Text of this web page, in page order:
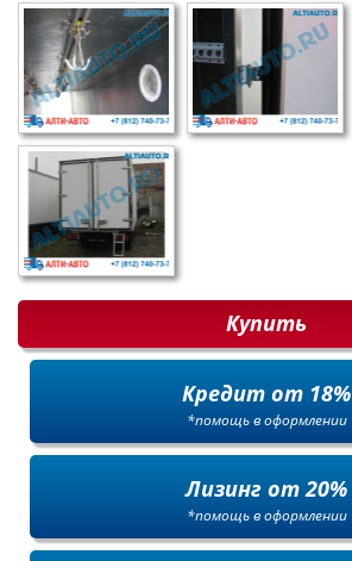
Купить
Кредит от 18%
*помощь в оформлении
Лизинг от 20%
*помощь в оформлении